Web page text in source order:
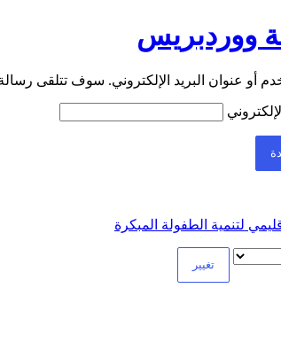
ووردبريس
أو عنوان البريد الإلكتروني. سوف تتلقى
لتنمية الطفولة المبكرة